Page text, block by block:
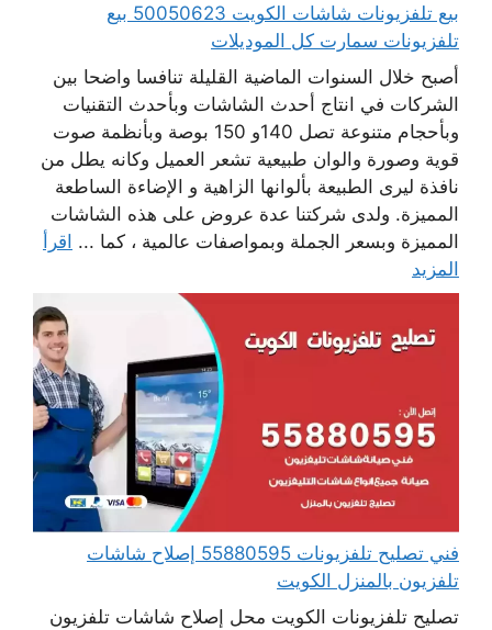
بيع تلفزيونات شاشات الكويت 50050623 بيع
تلفزيونات سمارت كل الموديلات
أصبح خلال السنوات الماضية القليلة تنافسا واضحا بين
الشركات في انتاج أحدث الشاشات وبأحدث التقنيات
وبأحجام متنوعة تصل 140و 150 بوصة وبأنظمة صوت
قوية وصورة والوان طبيعية تشعر العميل وكانه يطل من
نافذة ليرى الطبيعة بألوانها الزاهية و الإضاءة الساطعة
المميزة. ولدى شركتنا عدة عروض على هذه الشاشات
المميزة وبسعر الجملة وبمواصفات عالمية ، كما ... اقرأ
المزيد
فني تصليح تلفزيونات 55880595 إصلاح شاشات
تلفزيون بالمنزل الكويت
تصليح تلفزيونات الكويت محل إصلاح شاشات تلفزيون